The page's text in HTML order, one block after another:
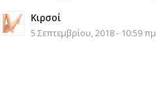
Κιρσοί
5 Σεπτεμβρίου, 2018 - 10:59 πμ